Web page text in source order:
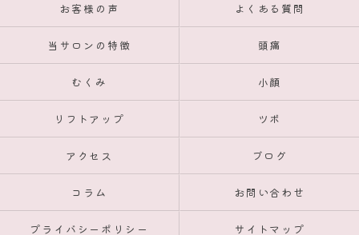
お客様の声 よくある質問
当サロンの特徴 頭痛
むくみ 小顔
リフトアップ ツボ
アクセス ブログ
コラム お問い合わせ
プライバシーポリシー サイトマップ